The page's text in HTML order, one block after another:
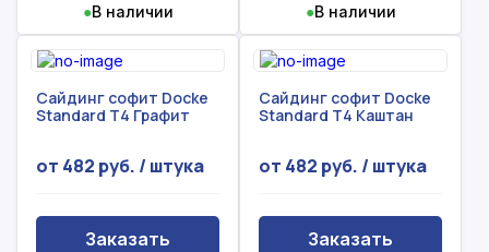
●В наличии ●В наличии
Сайдинг софит Docke
Standard Т4 Графит
от 482 руб. / штука
Заказать
Сайдинг софит Docke
Standard Т4 Каштан
от 482 руб. / штука
Заказать